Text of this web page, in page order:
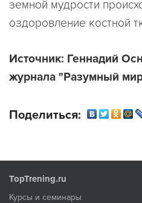
земной мудрости
оздоровление костной
Источник: Геннадий
журнала "Разумный
Поделиться:
TopTrening.ru
Курсы и семинары